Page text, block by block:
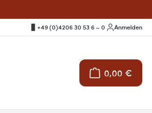
+49 (0)4206 30 53 6 – 0 Anmelden
0,00 €
Warenkorb